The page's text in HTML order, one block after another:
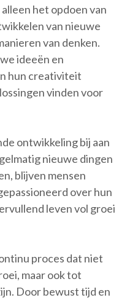
het opdoen van
van nieuwe
van denken.
ideeën en
hun creativiteit
vinden voor
ontwikkeling bij aan
nieuwe dingen
blijven mensen
over hun
leven vol groei
proces dat niet
maar ook tot
Door bewust tijd en